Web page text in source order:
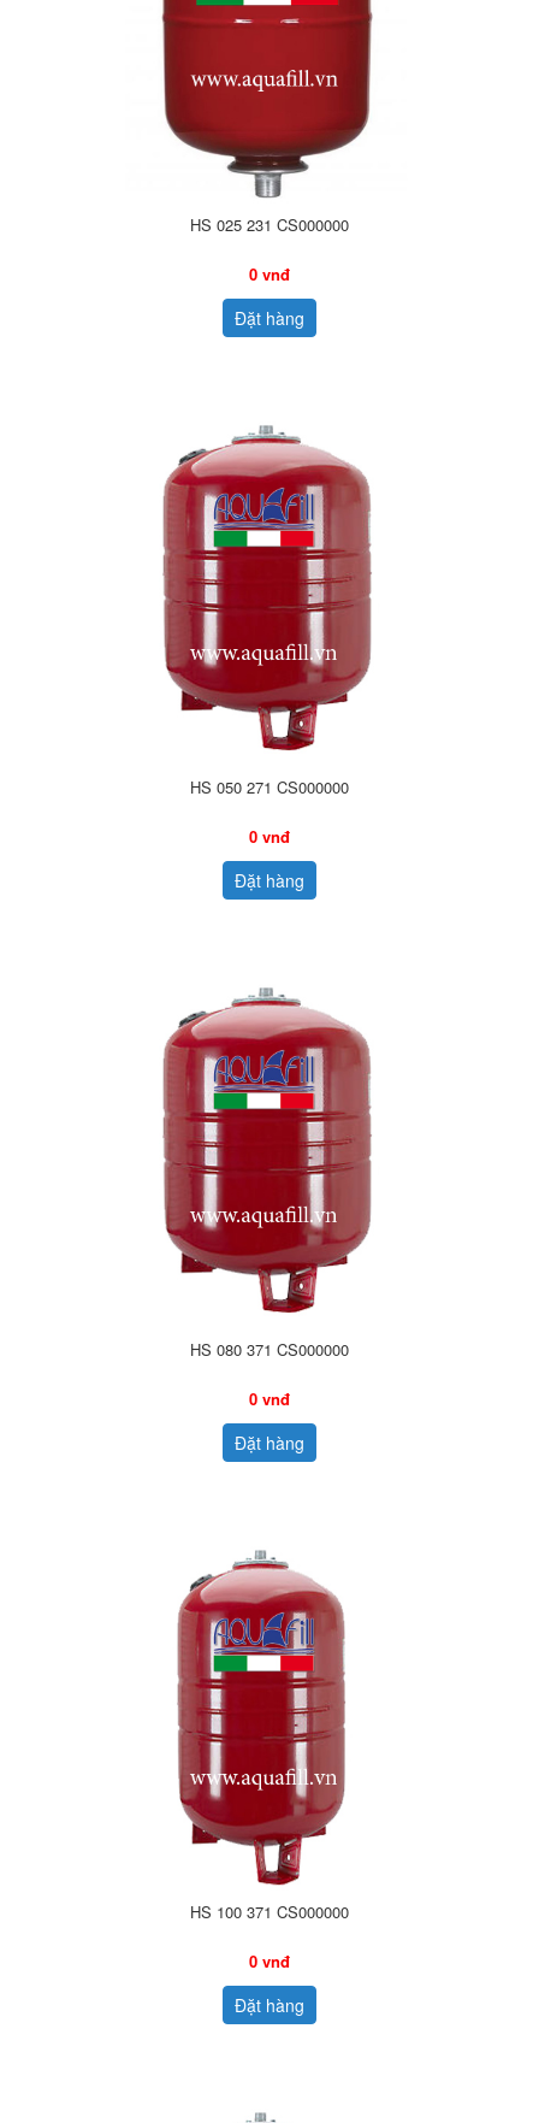
HS 025 231 CS000000
0 vnđ
Đặt hàng
HS 050 271 CS000000
0 vnđ
Đặt hàng
HS 080 371 CS000000
0 vnđ
Đặt hàng
HS 100 371 CS000000
0 vnđ
Đặt hàng